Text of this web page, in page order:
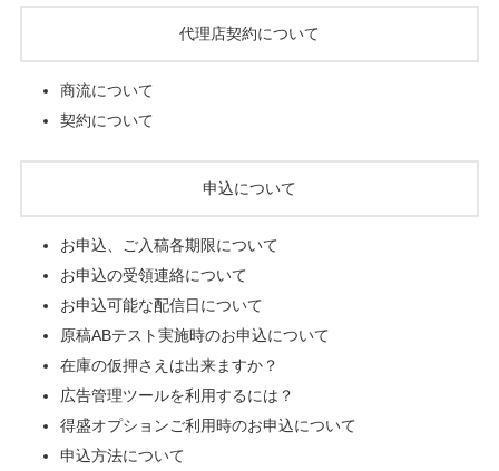
代理店契約について
商流について
契約について
申込について
お申込、ご入稿各期限について
お申込の受領連絡について
お申込可能な配信日について
原稿ABテスト実施時のお申込について
在庫の仮押さえは出来ますか？
広告管理ツールを利用するには？
得盛オプションご利用時のお申込について
申込方法について